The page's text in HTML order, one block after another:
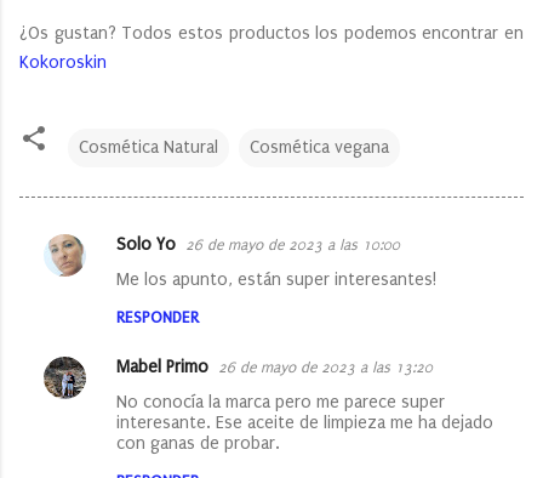
¿Os gustan? Todos estos productos los podemos encontrar en
Kokoroskin
Cosmética Natural Cosmética vegana
C
e
n
Solo Yo 26 de mayo de 2023 a las 10:00
Me los apunto, están super interesantes!
RESPONDER
Mabel Primo 26 de mayo de 2023 a las 13:20
No conocía la marca pero me parece super
interesante. Ese aceite de limpieza me ha dejado
con ganas de probar.